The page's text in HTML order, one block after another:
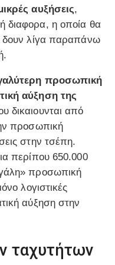
αυξήσεις,
διαφορα, η οποία θα
δουν λίγα παραπάνω
προσωπική
αύξηση της
δικαιουνται από
προσωπική
στην τσέπη.
περίπου 650.000
προσωπική
λογιστικές
αύξηση στην
ταχυτήτων